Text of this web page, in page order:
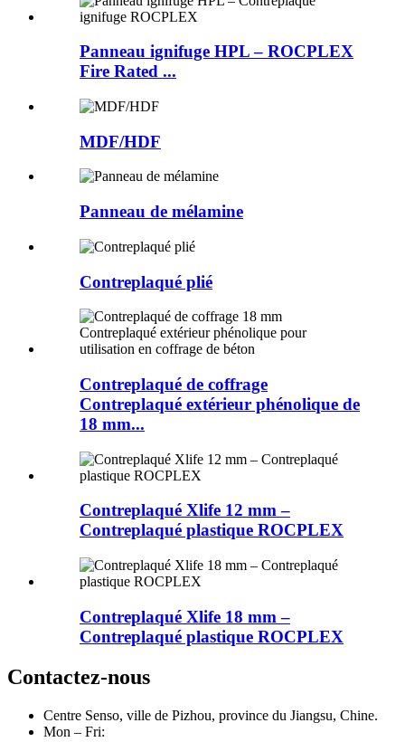
Panneau ignifuge HPL – ROCPLEX
Fire Rated ...
MDF/HDF
Panneau de mélamine
Contreplaqué plié
Contreplaqué de coffrage
Contreplaqué extérieur phénolique de
18 mm...
Contreplaqué Xlife 12 mm –
Contreplaqué plastique ROCPLEX
Contreplaqué Xlife 18 mm –
Contreplaqué plastique ROCPLEX
Contactez-nous
Centre Senso, ville de Pizhou, province du Jiangsu, Chine.
Mon – Fri: